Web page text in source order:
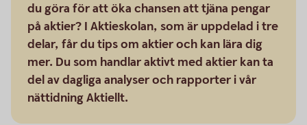
du göra för att öka chansen att tjäna pengar
på aktier? I Aktieskolan, som är uppdelad i tre
delar, får du tips om aktier och kan lära dig
mer. Du som handlar aktivt med aktier kan ta
del av dagliga analyser och rapporter i vår
nättidning Aktiellt.